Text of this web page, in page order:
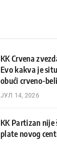
KK Crvena
Evo kakva je
obući crveno-
ЈУЛ 14, 2026
KK Partizan
plate novog